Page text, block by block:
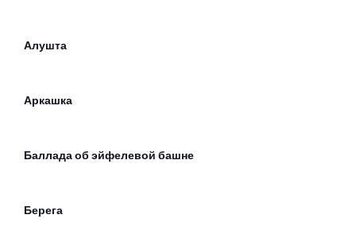
Алушта
Аркашка
Баллада об эйфелевой башне
Берега